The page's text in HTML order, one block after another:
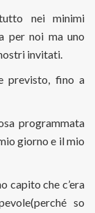
nei minimi
per noi ma uno
invitati.
previsto, fino a
programmata
giorno e il mio
capito che c’era
so